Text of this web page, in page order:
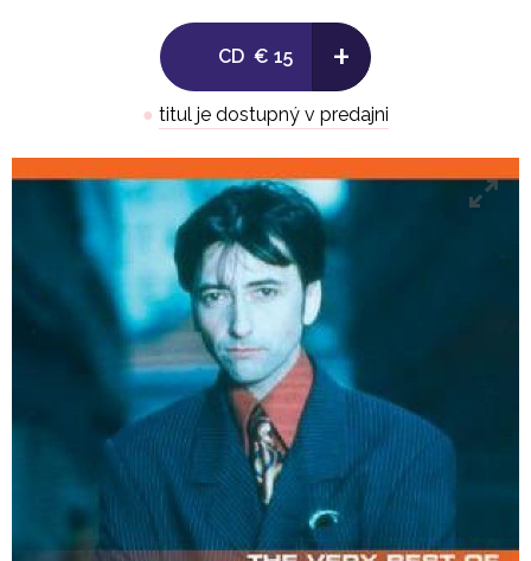
CD € 15 +
● titul je dostupný v predajni